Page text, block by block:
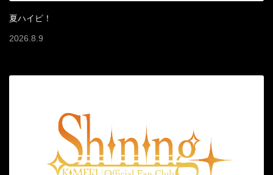
夏ハイピ！
2026 8 9